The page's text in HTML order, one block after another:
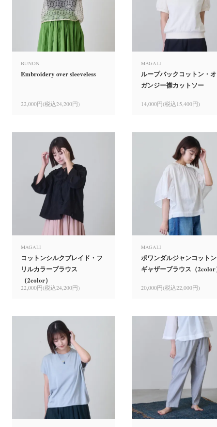
BUNON
Embroidery over sleeveless
22,000円(税込24,200円)
MAGALI
ループバックコットン・
ガンジー襟カットソー
14,000円(税込15,400円)
MAGALI
コットンシルクブレイド・フ
リルカラーブラウス
（2color）
22,000円(税込24,200円)
MAGALI
ポワンダルジャンコット
ギャザーブラウス（
20,000円(税込22,000円)